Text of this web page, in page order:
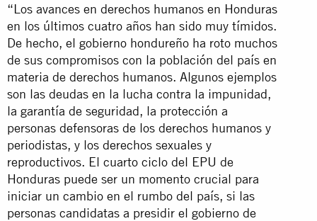
“Los avances en derechos humanos en Honduras
en los últimos cuatro años han sido muy tímidos.
De hecho, el gobierno hondureño ha roto muchos
de sus compromisos con la población del país en
materia de derechos humanos. Algunos ejemplos
son las deudas en la lucha contra la impunidad,
la garantía de seguridad, la protección a
personas defensoras de los derechos humanos y
periodistas, y los derechos sexuales y
reproductivos. El cuarto ciclo del EPU de
Honduras puede ser un momento crucial para
iniciar un cambio en el rumbo del país, si las
personas candidatas a presidir el gobierno de